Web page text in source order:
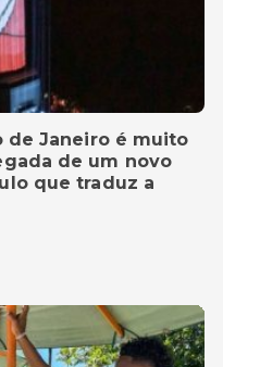
de Janeiro é muito
de um novo
que traduz a